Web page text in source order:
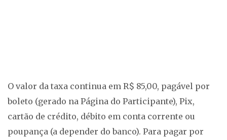
O valor da taxa continua em R$ 85,00, pagável por
boleto (gerado na Página do Participante), Pix,
cartão de crédito, débito em conta corrente ou
poupança (a depender do banco). Para pagar por